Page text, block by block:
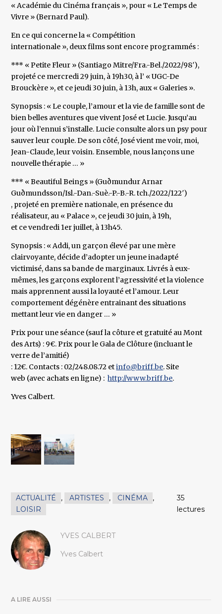
« Académie du Cinéma français », pour « Le Temps de
Vivre » (Bernard Paul).
En ce qui concerne la « Compétition
internationale », deux films sont encore programmés :
*** « Petite Fleur » (Santiago Mitre/Fra.-Bel./2022/98′),
projeté ce mercredi 29 juin, à 19h30, à l’ « UGC-De
Brouckère », et ce jeudi 30 juin, à 13h, aux « Galeries ».
Synopsis : « Le couple, l’amour et la vie de famille sont de
bien belles aventures que vivent José et Lucie. Jusqu’au
jour où l’ennui s’installe. Lucie consulte alors un psy pour
sauver leur couple. De son côté, José vient me voir, moi,
Jean-Claude, leur voisin. Ensemble, nous lançons une
nouvelle thérapie … »
*** « Beautiful Beings » (Guðmundur Arnar
Guðmundsson/Isl.-Dan.-Suè.-P.-B.-R. tch./2022/122′)
, projeté en première nationale, en présence du
réalisateur, au « Palace », ce jeudi 30 juin, à 19h,
et ce vendredi 1er juillet, à 13h45.
Synopsis : « Addi, un garçon élevé par une mère
clairvoyante, décide d’adopter un jeune inadapté
victimisé, dans sa bande de marginaux. Livrés à eux-
mêmes, les garçons explorent l’agressivité et la violence
mais apprennent aussi la loyauté et l’amour. Leur
comportement dégénère entrainant des situations
mettant leur vie en danger … »
Prix pour une séance (sauf la côture et gratuité au Mont
des Arts) : 9€. Prix pour le Gala de Clôture (incluant le
verre de l’amitié)
: 12€. Contacts : 02/248.08.72 etinfo@briff.be. Site
web (avec achats en ligne) :http://www.briff.be.
Yves Calbert.
ACTUALITÉ , ARTISTES , CINÉMA
,
LOISIR
35
lectures
YVES CALBERT
Yves Calbert
A LIRE AUSSI